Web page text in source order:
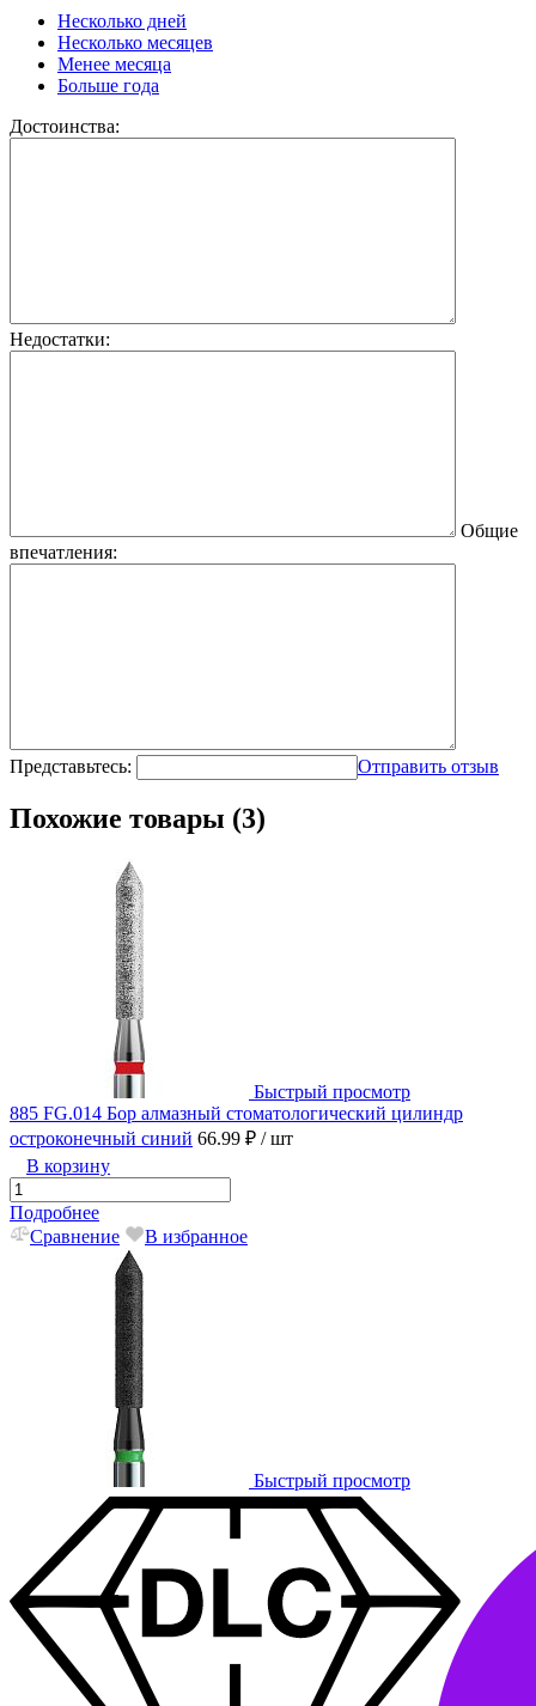
Несколько дней
Несколько месяцев
Менее месяца
Больше года
Достоинства:
Недостатки:
Общие
впечатления:
Представьтесь: Отправить отзыв
Похожие товары (3)
Быстрый просмотр
885 FG.014 Бор алмазный стоматологический цилиндр
остроконечный синий 66.99 ₽ / шт
В корзину
Подробнее
Сравнение
В избранное
Быстрый просмотр